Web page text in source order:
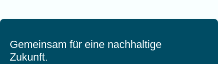
Gemeinsam für eine nachhaltige
Zukunft.